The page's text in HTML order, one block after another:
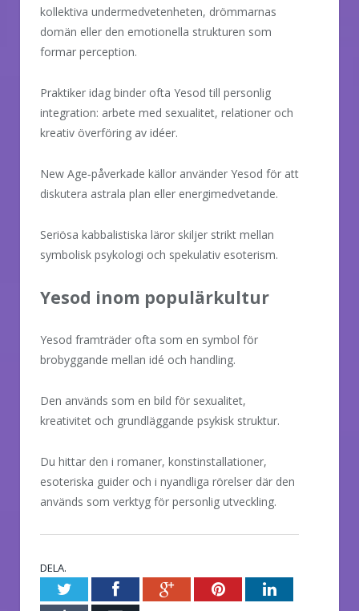
kollektiva undermedvetenheten, drömmarnas
domän eller den emotionella strukturen som
formar perception.
Praktiker idag binder ofta Yesod till personlig
integration: arbete med sexualitet, relationer och
kreativ överföring av idéer.
New Age‑påverkade källor använder Yesod för att
diskutera astrala plan eller energimedvetande.
Seriösa kabbalistiska läror skiljer strikt mellan
symbolisk psykologi och spekulativ esoterism.
Yesod inom populärkultur
Yesod framträder ofta som en symbol för
brobyggande mellan idé och handling.
Den används som en bild för sexualitet,
kreativitet och grundläggande psykisk struktur.
Du hittar den i romaner, konstinstallationer,
esoteriska guider och i nyandliga rörelser där den
används som verktyg för personlig utveckling.
DELA.
TwitterFacebookGoogle+PinterestLinkedIn